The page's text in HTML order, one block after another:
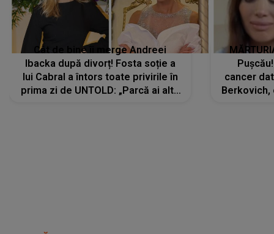
Cât de bine îi merge Andreei
Ibacka după divorț! Fosta soție a
lui Cabral a întors toate privirile în
prima zi de UNTOLD: „Parcă ai altă
cancer
Berkovich,